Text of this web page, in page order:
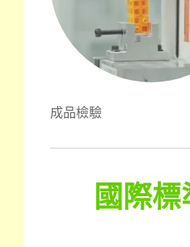
成品檢驗
國際